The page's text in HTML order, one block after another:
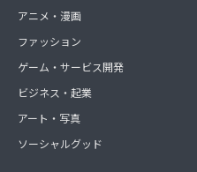
アニメ・漫画
ファッション
ゲーム・サービス開発
ビジネス・起業
アート・写真
ソーシャルグッド